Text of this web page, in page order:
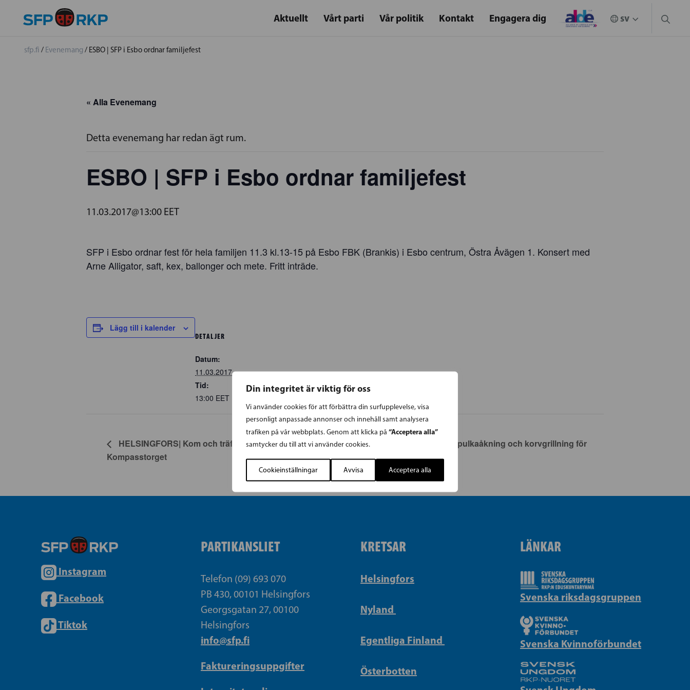
Din integritet är viktig för oss
Vi använder cookies för att förbättra din surfupplevelse, visa
personligt anpassade annonser och innehåll samt analysera
trafiken på vår webbplats. Genom att klicka på “Acceptera alla”
samtycker du till att vi använder cookies.
Cookieinställningar Avvisa Acceptera alla
Aktuellt Vårt parti Vår politik Kontakt Engagera dig
sfp.fi / Evenemang / ESBO | SFP i Esbo ordnar familjefest
« Alla Evenemang
Detta evenemang har redan ägt rum.
ESBO | SFP i Esbo ordnar familjefest
11.03.2017@13:00 EET
SFP i Esbo ordnar fest för hela familjen 11.3 kl.13-15 på Esbo FBK (Brankis) i Esbo centrum, Östra Åvägen 1. Konsert med
Arne Alligator, saft, kex, ballonger och mete. Fritt inträde.
Lägg till i kalender
DETALJER
Datum:
11.03.2017
Tid:
13:00 EET
HELSINGFORS| Kom och träffa kandidater vid
Kompasstorget
GRANKULLA | SFP i Grankulla, pulkaåkning och korvgrillning för
hela familjen
Instagram
Facebook
Tiktok
PARTIKANSLIET
Telefon (09) 693 070
PB 430, 00101 Helsingfors
Georgsgatan 27, 00100
Helsingfors
info@sfp.fi
Faktureringsuppgifter
KRETSAR
Helsingfors
Nyland
Egentliga Finland
Österbotten
LÄNKAR
Svenska riksdagsgruppen
Svenska Kvinnoförbundet